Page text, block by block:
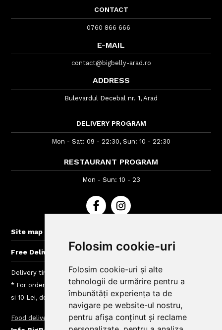
Folosim cookie-uri
Folosim cookie-uri și alte
tehnologii de urmărire pentru a
îmbunătăți experiența ta de
navigare pe website-ul nostru,
pentru afișa conținut și reclame
CONTACT
0760 866 666
E-MAIL
contact@bigbelly-arad.ro
ADDRESS
Bulevardul Decebal nr. 1, Arad
DELIVERY PROGRAM
Mon - Sat: 09 - 22:30, Sun: 10 - 22:30
RESTAURANT PROGRAM
Mon - Sun: 10 - 23
Site map
Free Delivery for orders > 40 lei
Delivery time : between 40 - 120 min
* For orders lower than 50 Lei we charge a fee between 4.99
si 10 Lei, depending on the delivery area
Food delivery Delivery charges